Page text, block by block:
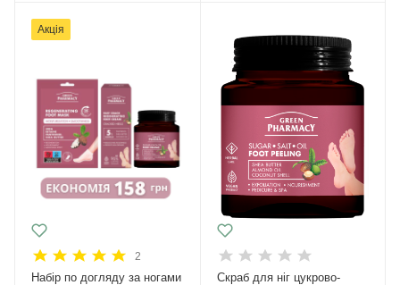
Акція
2
Набір по догляду за ногами
Скраб для ніг цукрово-